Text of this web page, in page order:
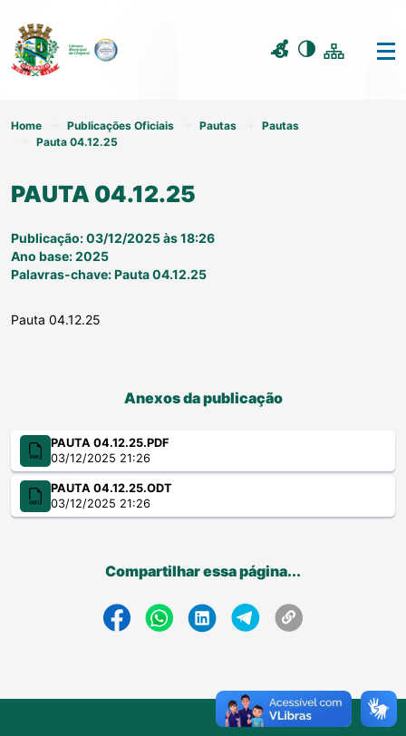
Home Publicações Oficiais Pautas
Pautas
Pauta 04.12.25
PAUTA 04.12.25
Publicação: 03/12/2025 às 18:26
Ano base: 2025
Palavras-chave: Pauta 04.12.25
Pauta 04.12.25
Anexos da publicação
PAUTA 04.12.25.PDF
03/12/2025 21:26
PAUTA 04.12.25.ODT
03/12/2025 21:26
Compartilhar essa página...